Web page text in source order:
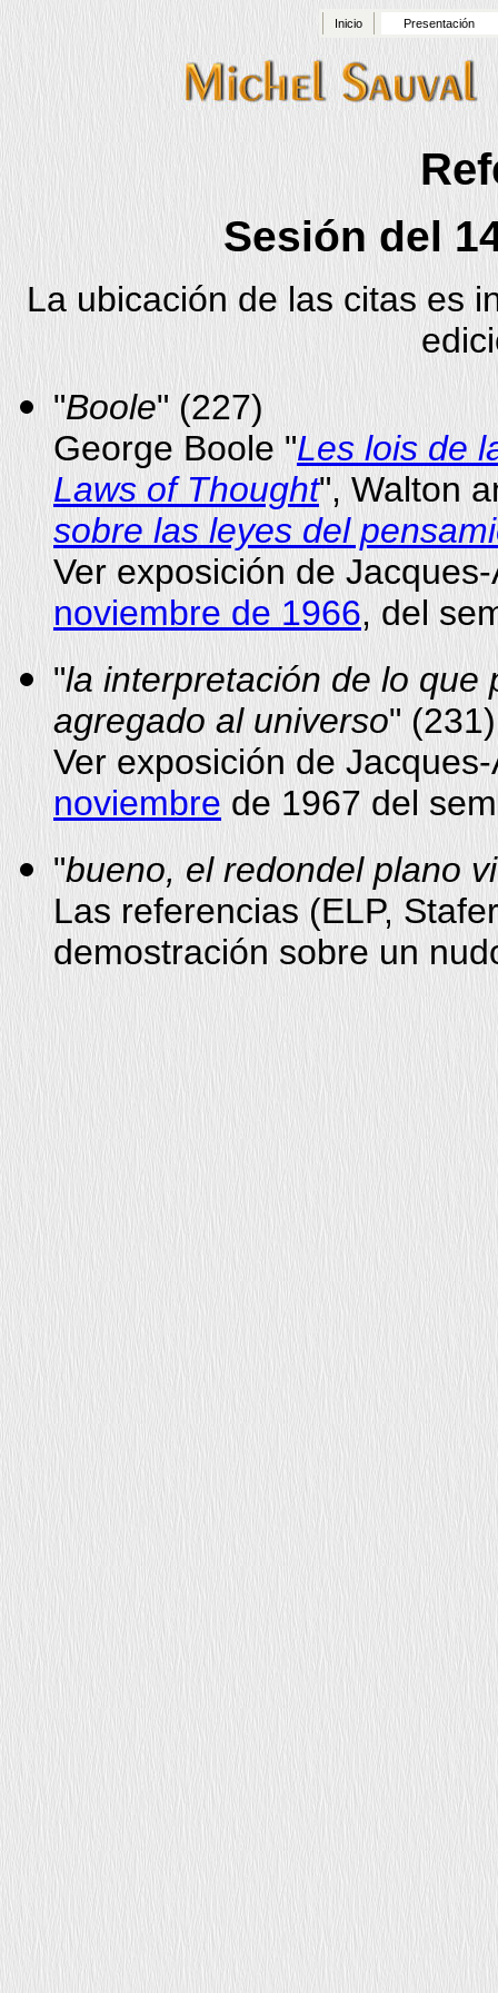
Inicio Presentación
Sesión del
La ubicación de las citas es
"Boole" (227)
George Boole "Les lois de
Laws of Thought", Walton
sobre las leyes del
Ver exposición de
noviembre de 1966, del
"la interpretación de lo que
agregado al universo" (231)
Ver exposición de
noviembre de 1967 del
"bueno, el redondel plano
Las referencias (ELP,
demostración sobre un